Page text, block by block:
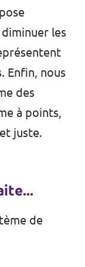
les
Enfin, nous
des
à points,
juste.
de